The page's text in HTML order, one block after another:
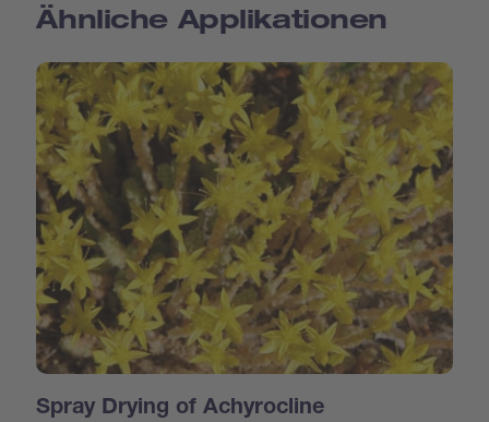
Ähnliche Applikationen
Spray Drying of Achyrocline